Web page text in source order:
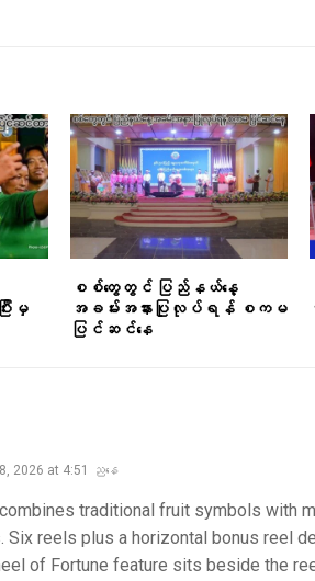
းမှ
စစ်တွေတွင် ပြည်နယ်နေ့
အခမ်းအနားပြုလုပ်ရန် စကမ
ပြင်ဆင်နေ
2026 at 4:51 ညနေ
traditional fruit symbols with
Six reels plus a horizontal bonus reel
of Fortune feature sits beside the